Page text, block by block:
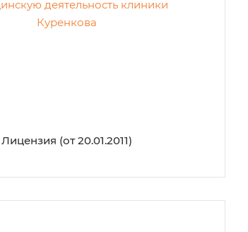
Лицензия (от 20.01.2011)